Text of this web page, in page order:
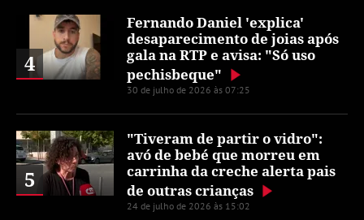
4
Fernando Daniel 'explica'
desaparecimento de joias após
gala na RTP e avisa: "Só uso
pechisbeque"
30 de julho de 2026 às 07:25
5
"Tiveram de partir o vidro":
avó de bebé que morreu em
carrinha da creche alerta pais
de outras crianças
24 de julho de 2026 às 15:02